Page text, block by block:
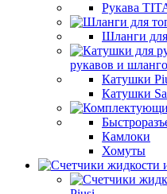
Рукава
Шланги
рукавов и
Катушки
Катушки
Камлоки
Хомуты